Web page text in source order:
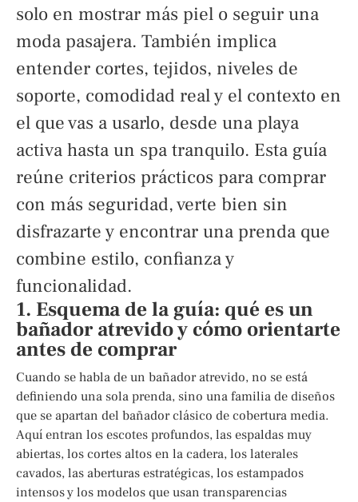
solo en mostrar más piel o seguir una
moda pasajera. También implica
entender cortes, tejidos, niveles de
soporte, comodidad real y el contexto en
el que vas a usarlo, desde una playa
activa hasta un spa tranquilo. Esta guía
reúne criterios prácticos para comprar
con más seguridad, verte bien sin
disfrazarte y encontrar una prenda que
combine estilo, confianza y
funcionalidad.
1. Esquema de la guía: qué es un
bañador atrevido y cómo orientarte
antes de comprar
Cuando se habla de un bañador atrevido, no se está
definiendo una sola prenda, sino una familia de diseños
que se apartan del bañador clásico de cobertura media.
Aquí entran los escotes profundos, las espaldas muy
abiertas, los cortes altos en la cadera, los laterales
cavados, las aberturas estratégicas, los estampados
intensos y los modelos que usan transparencias